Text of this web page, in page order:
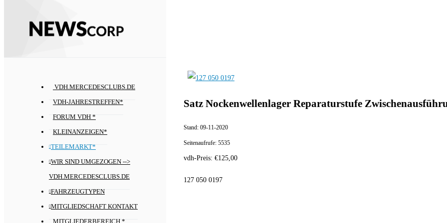
VDH.MERCEDESCLUBS.DE
VDH-JAHRESTREFFEN*
FORUM VDH *
KLEINANZEIGEN*
TEILEMARKT*
WIR SIND UMGEZOGEN -->
VDH.MERCEDESCLUBS.DE
FAHRZEUGTYPEN
MITGLIEDSCHAFT KONTAKT
MITGLIEDERBEREICH *
Satz Nockenwellenlager Reparaturstufe
Stand: 09-11-2020
Seitenaufrufe: 5535
vdh-Preis: €125,00
127 050 0197